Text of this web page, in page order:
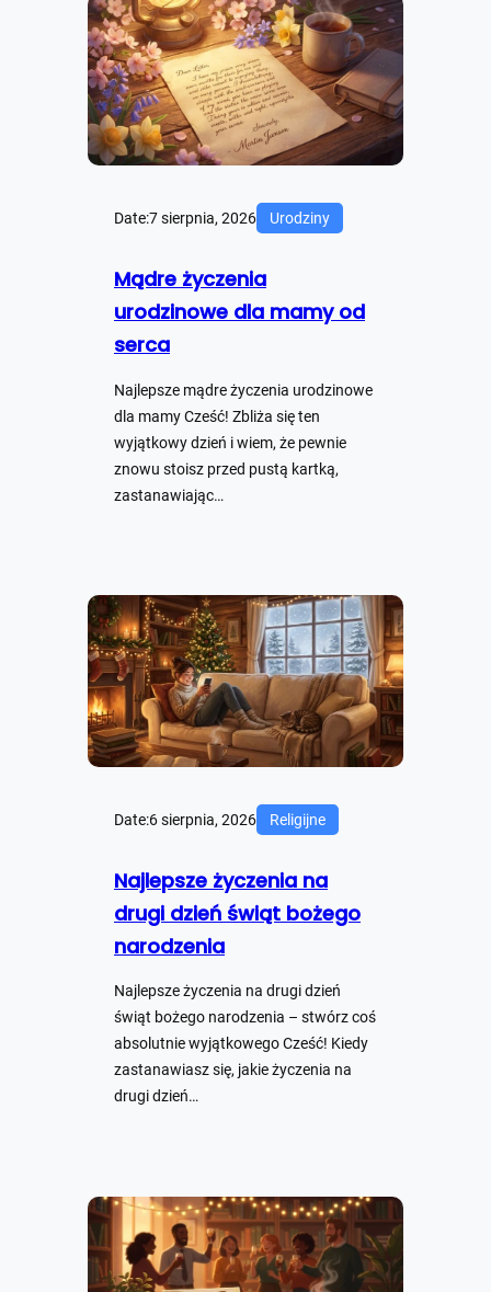
Date:7 sierpnia, 2026 Urodziny
Mądre życzenia
urodzinowe dla mamy od
serca
Najlepsze mądre życzenia urodzinowe
dla mamy Cześć! Zbliża się ten
wyjątkowy dzień i wiem, że pewnie
znowu stoisz przed pustą kartką,
zastanawiając…
Date:6 sierpnia, 2026 Religijne
Najlepsze życzenia na
drugi dzień świąt bożego
narodzenia
Najlepsze życzenia na drugi dzień
świąt bożego narodzenia – stwórz coś
absolutnie wyjątkowego Cześć! Kiedy
zastanawiasz się, jakie życzenia na
drugi dzień…